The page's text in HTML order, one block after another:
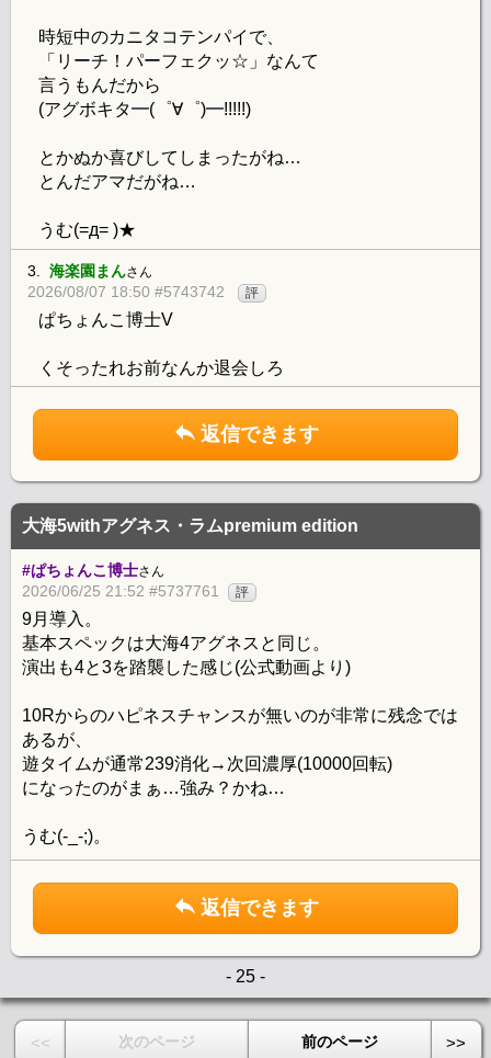
時短中のカニタコテンパイで、
「リーチ！パーフェクッ☆」なんて
言うもんだから
(アグボキタ━(゜∀゜)━!!!!!)
とかぬか喜びしてしまったがね…
とんだアマだがね…
うむ(=д= )★
3. 海楽園まんさん
2026/08/07 18:50 #5743742 評
ぱちょんこ博士V
くそったれお前なんか退会しろ
返信できます
大海5withアグネス・ラムpremium edition
#ぱちょんこ博士さん
2026/06/25 21:52 #5737761 評
9月導入。
基本スペックは大海4アグネスと同じ。
演出も4と3を踏襲した感じ(公式動画より)
10Rからのハピネスチャンスが無いのが非常に残念では
あるが、
遊タイムが通常239消化→次回濃厚(10000回転)
になったのがまぁ…強み？かね…
うむ(-_-;)。
返信できます
- 25 -
<< 次のページ 前のページ >>